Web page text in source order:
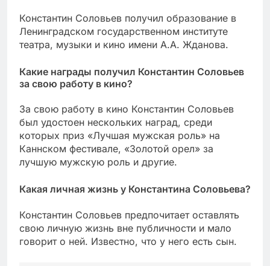
Константин Соловьев получил образование в
Ленинградском государственном институте
театра, музыки и кино имени А.А. Жданова.
Какие награды получил Константин Соловьев
за свою работу в кино?
За свою работу в кино Константин Соловьев
был удостоен нескольких наград, среди
которых приз «Лучшая мужская роль» на
Каннском фестивале, «Золотой орел» за
лучшую мужскую роль и другие.
Какая личная жизнь у Константина Соловьева?
Константин Соловьев предпочитает оставлять
свою личную жизнь вне публичности и мало
говорит о ней. Известно, что у него есть сын.